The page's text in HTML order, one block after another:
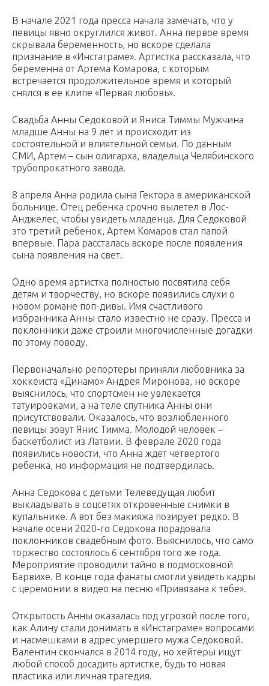
В начале 2021 года пресса начала замечать, что у
певицы явно округлился живот. Анна первое время
скрывала беременность, но вскоре сделала
признание в «Инстаграме». Артистка рассказала, что
беременна от Артема Комарова, с которым
встречается продолжительное время и который
снялся в ее клипе «Первая любовь».
Свадьба Анны Седоковой и Яниса Тиммы Мужчина
младше Анны на 9 лет и происходит из
состоятельной и влиятельной семьи. По данным
СМИ, Артем – сын олигарха, владельца Челябинского
трубопрокатного завода.
8 апреля Анна родила сына Гектора в американской
больнице. Отец ребенка срочно вылетел в Лос-
Анджелес, чтобы увидеть младенца. Для Седоковой
это третий ребенок, Артем Комаров стал папой
впервые. Пара рассталась вскоре после появления
сына появления на свет.
Одно время артистка полностью посвятила себя
детям и творчеству, но вскоре появились слухи о
новом романе поп-дивы. Имя счастливого
избранника Анны стало известно не сразу. Пресса и
поклонники даже строили многочисленные догадки
по этому поводу.
Первоначально репортеры приняли любовника за
хоккеиста «Динамо» Андрея Миронова, но вскоре
выяснилось, что спортсмен не увлекается
татуировками, а на теле спутника Анны они
присутствовали. Оказалось, что возлюбленного
певицы зовут Янис Тимма. Молодой человек –
баскетболист из Латвии. В феврале 2020 года
появились новости, что Анна ждет четвертого
ребенка, но информация не подтвердилась.
Анна Седокова с детьми Телеведущая любит
выкладывать в соцсетях откровенные снимки в
купальнике. А вот без макияжа позирует редко. В
начале осени 2020-го Седокова порадовала
поклонников свадебным фото. Выяснилось, что само
торжество состоялось 6 сентября того же года.
Мероприятие проводили тайно в подмосковной
Барвихе. В конце года фанаты смогли увидеть кадры
с церемонии в видео на песню «Привязана к тебе».
Открытость Анны оказалась под угрозой после того,
как Алину стали донимать в «Инстаграме» вопросами
и насмешками в адрес умершего мужа Седоковой.
Валентин скончался в 2014 году, но хейтеры ищут
любой способ досадить артистке, будь то новая
пластика или личная трагедия.